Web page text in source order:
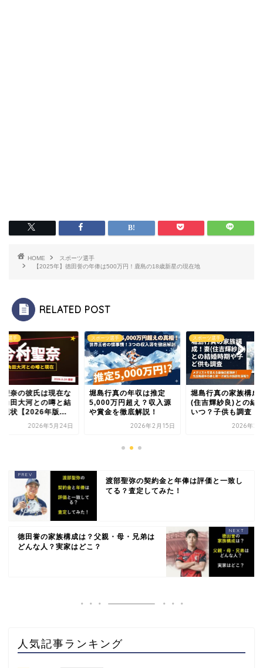
HOME
スポーツ選手
【2025年】徳田誉の年俸は500万円！鹿島の18歳新星の現在地
RELATED POST
ツ選手
聖奈の彼氏は現在な
角田大河との噂と結
現状【2026年版...
2026年5月24日
スポーツ選手
堀島行真の年収は推定
5,000万円超え？収入源
や賞金を徹底解説！
2026年2月15日
スポーツ選手
堀島行真の家族構成
(住吉輝紗良)との結
いつ？子供も調査
2026年2
渡部聖弥の契約金と年俸は評価と一致し
てる？査定してみた！
徳田誉の家族構成は？父親・母・兄弟は
どんな人？実家はどこ？
人気記事ランキング